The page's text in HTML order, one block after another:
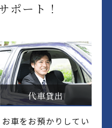
ポート！
代車貸出
お車をお預かりしてい